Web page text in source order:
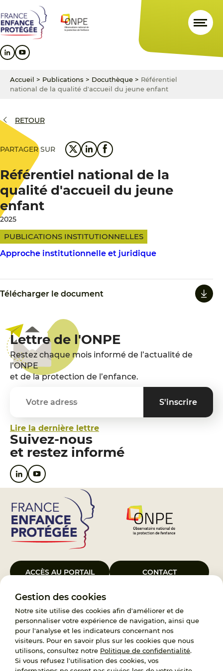
Gestion des cookies
Notre site utilise des cookies afin d'améliorer et de
personnaliser votre expérience de navigation, ainsi que
pour l'analyse et les indicateurs concernant nos
visiteurs. Pour en savoir plus sur les cookies que nous
utilisons, consultez notre Politique de confidentialité.
Si vous refusez l'utilisation des cookies, vos
au
contenu
principal
au
menu
principal
au
pied
de
Accueil > Publications > Docuthèque > Référentiel
national de la qualité d'accueil du jeune enfant
RETOUR
PARTAGER SUR
Référentiel national de la
qualité d'accueil du jeune
enfant
2025
PUBLICATIONS INSTITUTIONNELLES
Approche institutionnelle et juridique
Télécharger le document
Lettre de l'ONPE
Restez chaque mois informé de l’actualité de
l’ONPE
et de la protection de l’enfance.
Lire la dernière lettre
Suivez-nous
et restez informé
ACCÈS AU PORTAIL CONTACT
Le Groupement d’Intérêt Public France Enfance Protégée, créé le 5
janvier 2023, a pour objet d’assurer les missions de service public du
119, d’accompagnement des adoptants et de traitement des
demandes d’accès aux origines personnelles. France Enfance
Protégée est également un observatoire et une ressource pour
l’ensemble des professionnels, ainsi qu’un appui à l’élaboration de la
politique publique à travers le soutien à l’activité des conseils
nationaux.